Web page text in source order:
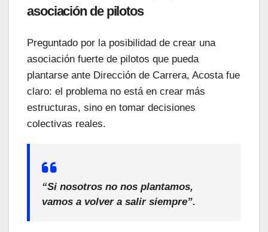
asociación de pilotos
Preguntado por la posibilidad de crear una
asociación fuerte de pilotos que pueda
plantarse ante Dirección de Carrera, Acosta fue
claro: el problema no está en crear más
estructuras, sino en tomar decisiones
colectivas reales.
“Si nosotros no nos plantamos,
vamos a volver a salir siempre”.